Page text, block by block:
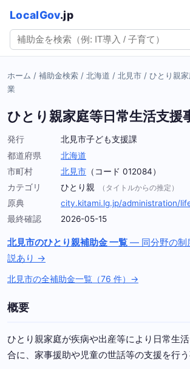
LocalGov.jp
ホーム / 補助金検索 / 北海道 / 北見市 / ひとり親
業
ひとり親家庭等日常生活支援
発行
北見市子ども支援課
都道府県
北海道
市町村
北見市 （コード 012084）
カテゴリ
ひとり親 （タイトルからの推定）
原典
city.kitami.lg.jp/administration/
最終確認
2026-05-15
北見市のひとり親補助金 一覧 — 同分野の制
説あり →
北見市の全補助金一覧（76 件）→
概要
ひとり親家庭が疾病や出産等により日常生
合に、家事援助や児童の世話等の支援を行う